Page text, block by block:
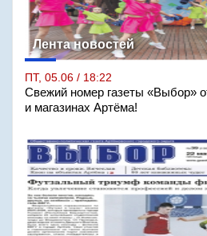
Лента новостей
ПТ, 05.06 / 18:22
Свежий номер газеты «Выбор»
и магазинах Артёма!